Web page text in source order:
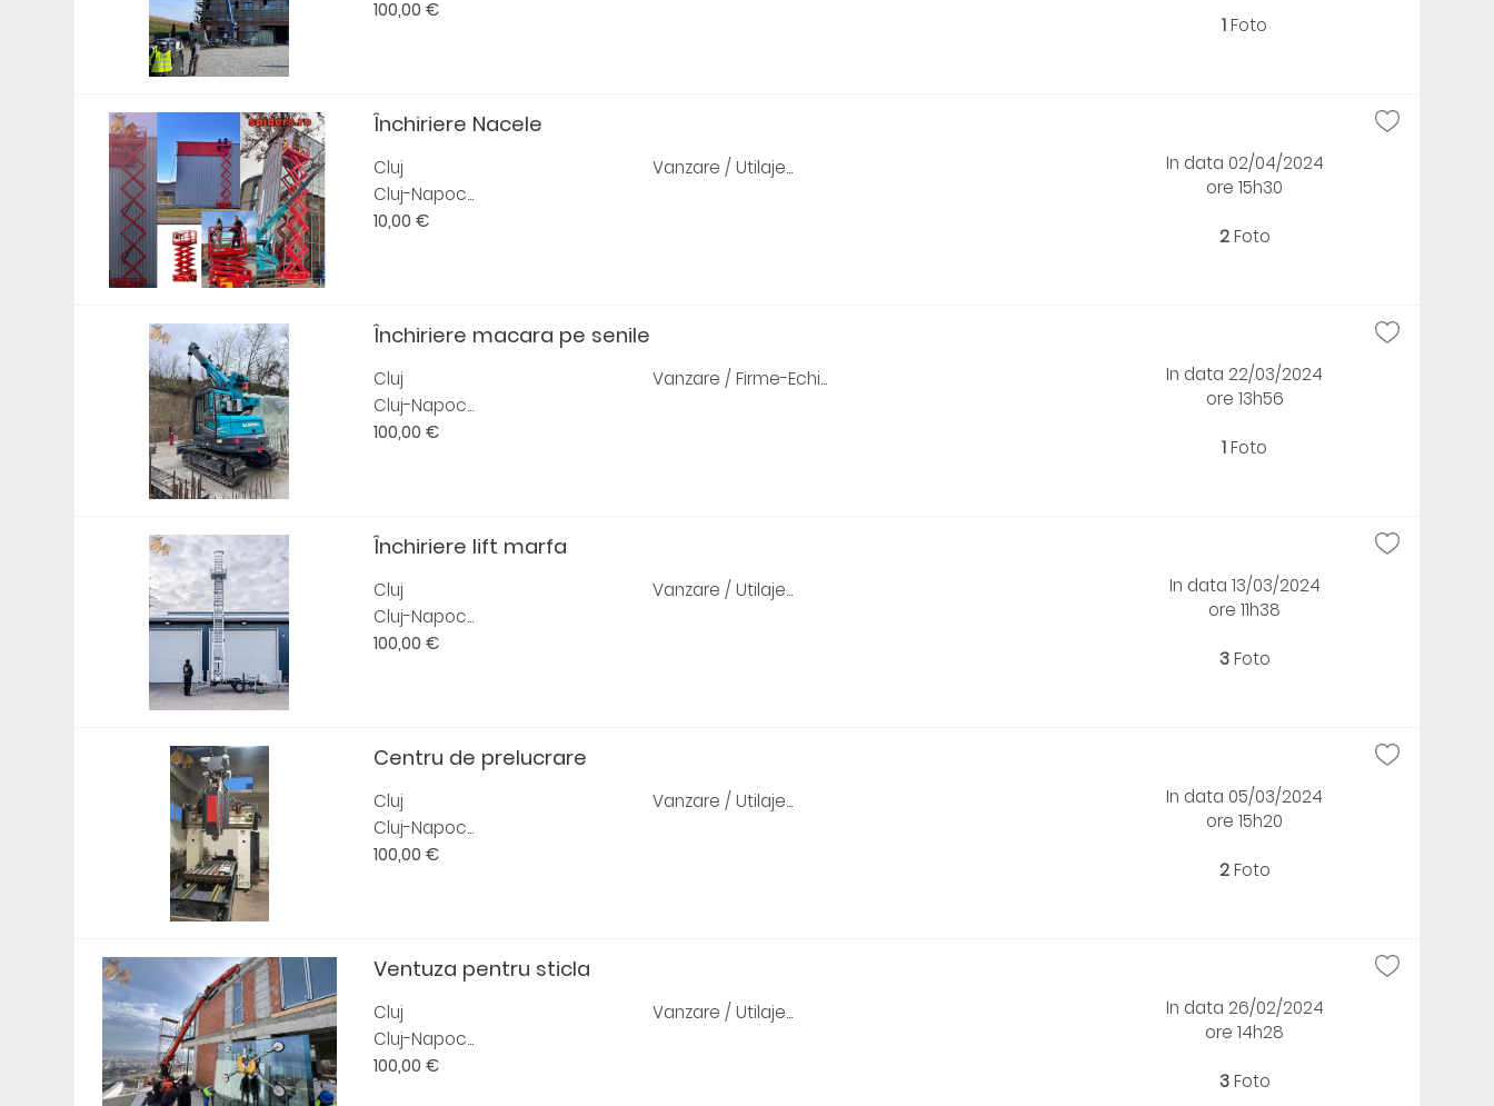
100,00 €
1 Foto
Închiriere Nacele
Cluj
Cluj-Napoc...
10,00 €
Vanzare / Utilaje...
In data 02/04/2024
ore 15h30
2Foto
Închiriere macara pe senile
Cluj
Cluj-Napoc...
100,00 €
Vanzare / Firme-Echi...
In data 22/03/2024
ore 13h56
1 Foto
Închiriere lift marfa
Cluj
Cluj-Napoc...
100,00 €
Vanzare / Utilaje...
In data 13/03/2024
ore 11h38
3Foto
Centru de prelucrare
Cluj
Cluj-Napoc...
100,00 €
Vanzare / Utilaje...
In data 05/03/2024
ore 15h20
2Foto
Ventuza pentru sticla
Cluj
Cluj-Napoc...
100,00 €
Vanzare / Utilaje...
In data 26/02/2024
ore 14h28
3Foto